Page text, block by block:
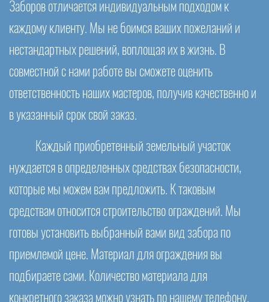
Заборов отличается индивидуальным подходом к
каждому клиенту. Мы не боимся ваших пожеланий и
нестандартных решений, воплощая их в жизнь. В
совместной с нами работе вы сможете оценить
ответственность наших мастеров, получив качественно и
в указанный срок свой заказ.
Каждый приобретенный земельный участок
нуждается в определенных средствах безопасности,
которые мы можем вам предложить. К таковым
средствам относится строительство ограждений. Мы
готовы установить выбранный вами вид забора по
приемлемой цене. Материал для ограждения вы
подбираете сами. Количество материала для
конкретного заказа можно узнать по нашему телефону.